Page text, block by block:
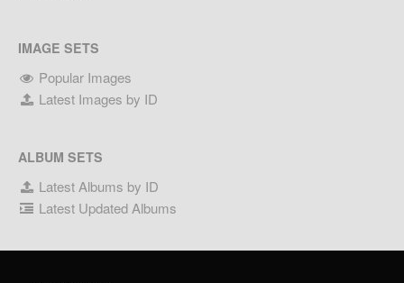
IMAGE SETS
Popular Images
Latest Images by ID
ALBUM SETS
Latest Albums by ID
Latest Updated Albums